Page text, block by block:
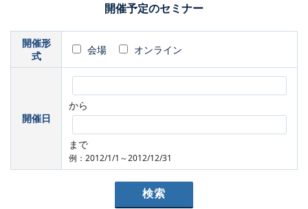
開催予定のセミナー
開催形
式
会場 オンライン
開催日
から
まで
例：2012/1/1～2012/12/31